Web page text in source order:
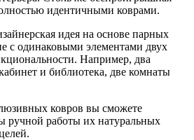
идентичными коврами.
идея на основе парных
с одинаковыми элементами двух
Например, два
и библиотека, две комнаты
ковров вы сможете
ручной работы их натуральных